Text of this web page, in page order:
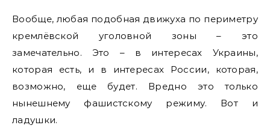
Вообще, любая подобная движуха по периметру
кремлёвской уголовной зоны – это
замечательно. Это – в интересах Украины,
которая есть, и в интересах России, которая,
возможно, еще будет. Вредно это только
нынешнему фашистскому режиму. Вот и
ладушки.